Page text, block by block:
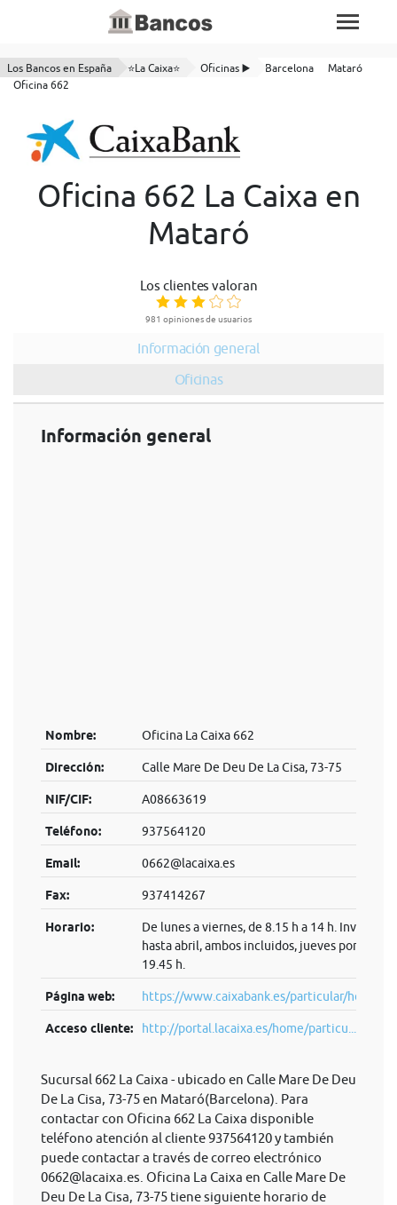
Los Bancos en España ⭐La Caixa⭐ Oficinas ▶️ Barcelona
Mataró
Oficina 662
Oficina 662 La Caixa en
Mataró
Los clientes valoran
981 opiniones de usuarios
Información general
Oficinas
Información general
Nombre: Oficina La Caixa 662
Dirección: Calle Mare De Deu De La Cisa, 73-75
NIF/CIF: A08663619
Teléfono: 937564120
Email: 0662@lacaixa.es
Fax: 937414267
Horario:
De lunes a viernes, de 8.15 h a 14 h. Invierno:
hasta abril, ambos incluidos, jueves por la
19.45 h.
Página web: https://www.caixabank.es/particular/home/
Acceso cliente: http://portal.lacaixa.es/home/particu...
Sucursal 662 La Caixa - ubicado en Calle Mare De Deu
De La Cisa, 73-75 en Mataró(Barcelona). Para
contactar con Oficina 662 La Caixa disponible
teléfono atención al cliente 937564120 y también
puede contactar a través de correo electrónico
0662@lacaixa.es . Oficina La Caixa en Calle Mare De
Deu De La Cisa, 73-75 tiene siguiente horario de